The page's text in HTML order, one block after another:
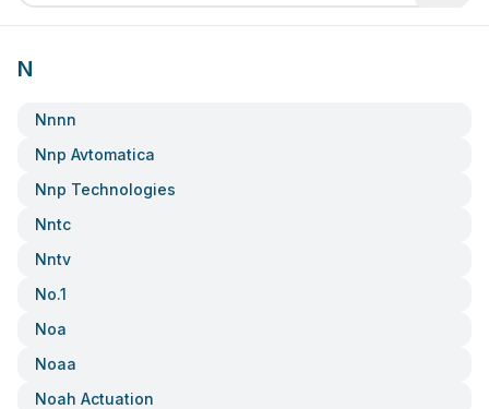
N
Nnnn
Nnp Avtomatica
Nnp Technologies
Nntc
Nntv
No.1
Noa
Noaa
Noah Actuation